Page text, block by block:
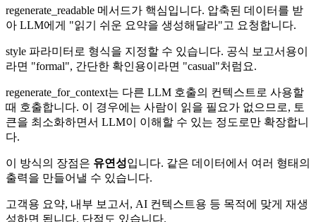
regenerate_readable 메서드가 핵심입니다. 압축된 데이터를 받
아 LLM에게 "읽기 쉬운 요약을 생성해달라"고 요청합니다.
style 파라미터로 형식을 지정할 수 있습니다. 공식 보고서용이
라면 "formal", 간단한 확인용이라면 "casual"처럼요.
regenerate_for_context는 다른 LLM 호출의 컨텍스트로 사용할
때 호출합니다. 이 경우에는 사람이 읽을 필요가 없으므로, 토
큰을 최소화하면서 LLM이 이해할 수 있는 정도로만 확장합니
다.
이 방식의 장점은 유연성입니다. 같은 데이터에서 여러 형태의
출력을 만들어낼 수 있습니다.
고객용 요약, 내부 보고서, AI 컨텍스트용 등 목적에 맞게 재생
성하면 됩니다. 단점도 있습니다.